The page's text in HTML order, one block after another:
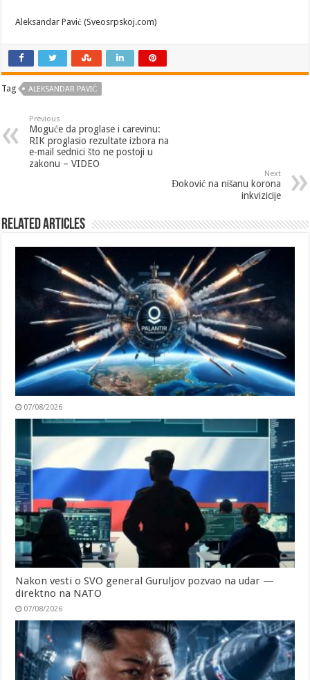
Aleksandar Pavić (Sveosrpskoj.com)
Tag ALEKSANDAR PAVIĆ
Previous
Moguće da proglase i carevinu:
RIK proglasio rezultate izbora na
e-mail sednici što ne postoji u
zakonu – VIDEO
Next
Đoković na nišanu korona
inkvizicije
Related Articles
07/08/2026
Nakon vesti o SVO general Guruljov pozvao na udar —
direktno na NATO
07/08/2026